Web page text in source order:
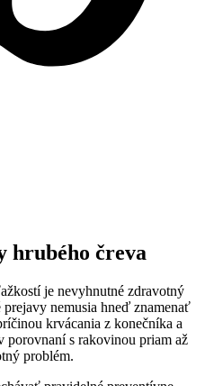
hrubého čreva
je nevyhnutné zdravotný
nemusia hneď znamenať
krvácania z konečníka a
s rakovinou priam až
problém.